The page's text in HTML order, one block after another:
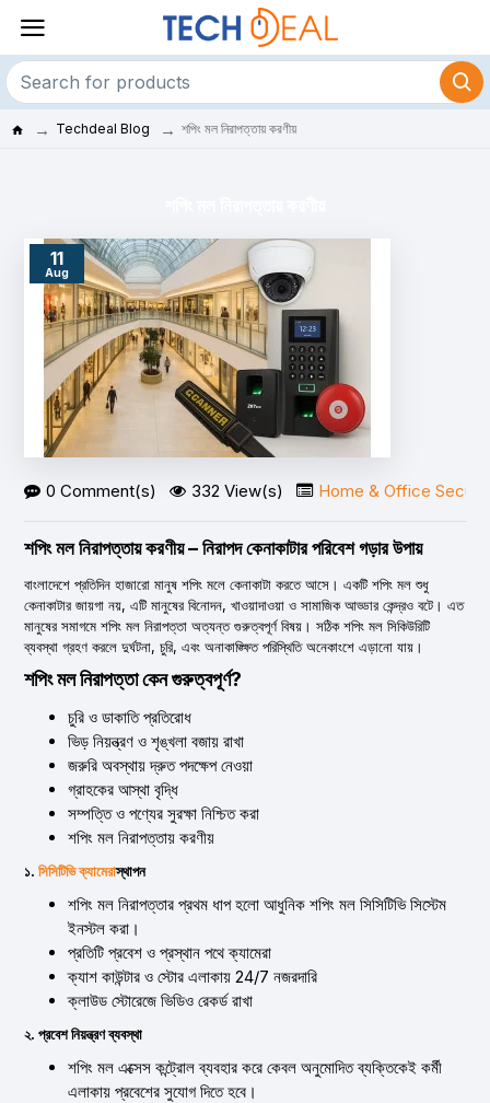
Techdeal Blog শপিং মল নিরাপত্তায় করণীয়
11
Aug
0 Comment(s) 332 View(s) Home & Office
শপিং মল নিরাপত্তায় করণীয় – নিরাপদ কেনাকাটার পরিবেশ গড়ার উপায়
বাংলাদেশে প্রতিদিন হাজারো মানুষ শপিং মলে কেনাকাটা করতে আসে। একটি শপিং মল শুধু
কেনাকাটার জায়গা নয়, এটি মানুষের বিনোদন, খাওয়াদাওয়া ও সামাজিক আড্ডার কেন্দ্রও বটে। এত
মানুষের সমাগমে শপিং মল নিরাপত্তা অত্যন্ত গুরুত্বপূর্ণ বিষয়। সঠিক শপিং মল সিকিউরিটি
ব্যবস্থা গ্রহণ করলে দুর্ঘটনা, চুরি, এবং অনাকাঙ্ক্ষিত পরিস্থিতি অনেকাংশে এড়ানো যায়।
শপিং মল নিরাপত্তা কেন গুরুত্বপূর্ণ?
চুরি ও ডাকাতি প্রতিরোধ
ভিড় নিয়ন্ত্রণ ও শৃঙ্খলা বজায় রাখা
জরুরি অবস্থায় দ্রুত পদক্ষেপ নেওয়া
গ্রাহকের আস্থা বৃদ্ধি
সম্পত্তি ও পণ্যের সুরক্ষা নিশ্চিত করা
শপিং মল নিরাপত্তায় করণীয়
১. সিসিটিভি ক্যামেরাস্থাপন
শপিং মল নিরাপত্তার প্রথম ধাপ হলো আধুনিক শপিং মল সিসিটিভি সিস্টেম
ইনস্টল করা।
প্রতিটি প্রবেশ ও প্রস্থান পথে ক্যামেরা
ক্যাশ কাউন্টার ও স্টোর এলাকায় 24/7 নজরদারি
ক্লাউড স্টোরেজে ভিডিও রেকর্ড রাখা
২. প্রবেশ নিয়ন্ত্রণ ব্যবস্থা
শপিং মল এক্সেস কন্ট্রোল ব্যবহার করে কেবল অনুমোদিত ব্যক্তিকেই কর্মী
এলাকায় প্রবেশের সুযোগ দিতে হবে।